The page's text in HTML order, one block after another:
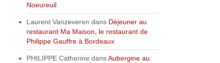
Noeureuil
Laurent Vanzeveren dans Déjeuner au
restaurant Ma Maison, le restaurant de
Philippe Gauffre à Bordeaux
PHILIPPE Catherine dansAubergine au